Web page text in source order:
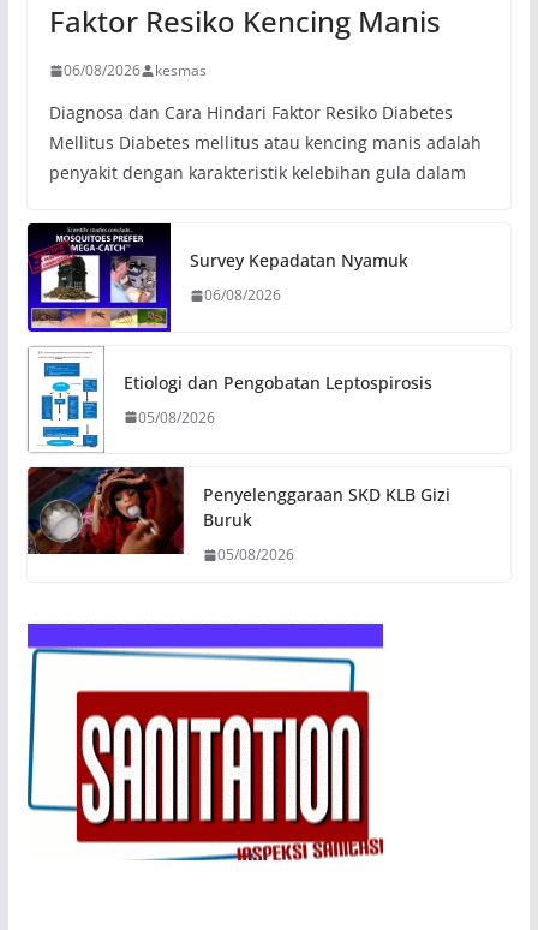
Faktor Resiko Kencing Manis
06/08/2026 kesmas
Diagnosa dan Cara Hindari Faktor Resiko Diabetes
Mellitus Diabetes mellitus atau kencing manis adalah
penyakit dengan karakteristik kelebihan gula dalam
Survey Kepadatan Nyamuk
06/08/2026
Etiologi dan Pengobatan Leptospirosis
05/08/2026
Penyelenggaraan SKD KLB Gizi
Buruk
05/08/2026